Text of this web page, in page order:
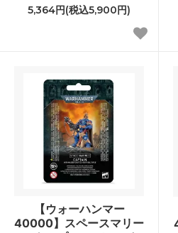
5,364円(税込5,900円)
【ウォーハンマー
40000】スペースマリー